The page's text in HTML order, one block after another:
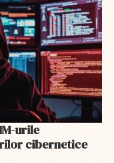
urile
cibernetice